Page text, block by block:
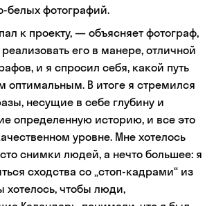
белых фотографий.
к проекту, — объясняет фотограф,
его в манере, отличной
и я спросил себя, какой путь
оптимальным. В итоге я стремился
несущие в себе глубину и
определенную историю, и все это
уровне. Мне хотелось
снимки людей, а нечто большее: я
сходства со „стоп-кадрами“ из
чтобы люди,